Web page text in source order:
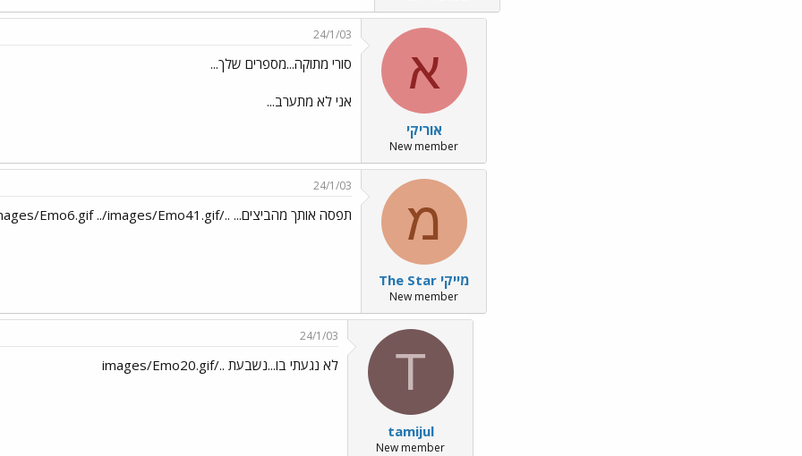
א
אוריקי
New member
24/1/03
סורי מתוקה...מספרים שלך...
אני לא מתערב...
מ
מייקי The Star
New member
24/1/03
תפסה אותך מהביצים... ../images/Emo6.gif ../images/Emo41.gif
T
tamijul
New member
24/1/03
לא נגעתי בו...נשבעת ../images/Emo20.gif